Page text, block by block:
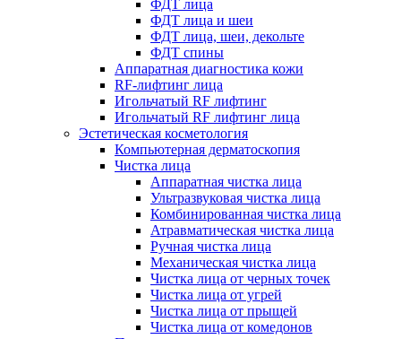
ФДТ лица
ФДТ лица и шеи
ФДТ лица, шеи, декольте
ФДТ спины
Аппаратная диагностика кожи
RF-лифтинг лица
Игольчатый RF лифтинг
Игольчатый RF лифтинг лица
Эстетическая косметология
Компьютерная дерматоскопия
Чистка лица
Аппаратная чистка лица
Ультразвуковая чистка лица
Комбинированная чистка лица
Атравматическая чистка лица
Ручная чистка лица
Механическая чистка лица
Чистка лица от черных точек
Чистка лица от угрей
Чистка лица от прыщей
Чистка лица от комедонов